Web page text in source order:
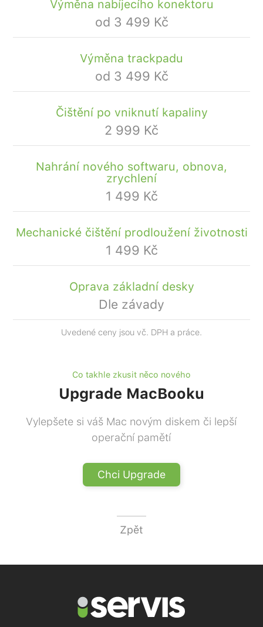
Výměna nabíjecího konektoru
od 3 499 Kč
Výměna trackpadu
od 3 499 Kč
Čištění po vniknutí kapaliny
2 999 Kč
Nahrání nového softwaru, obnova,
zrychlení
1 499 Kč
Mechanické čištění prodloužení životnosti
1 499 Kč
Oprava základní desky
Dle závady
Uvedené ceny jsou vč. DPH a práce.
Co takhle zkusit něco nového
Upgrade MacBooku
Vylepšete si váš Mac novým diskem či lepší
operační pamětí
Chci Upgrade
Zpět